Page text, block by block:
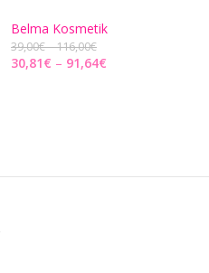
Belma Kosmetik
39,00€ 116,00€
30,81€ 91,64€